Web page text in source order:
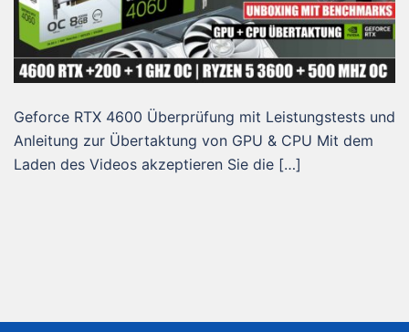
Geforce RTX 4600 Überprüfung mit Leistungstests und
Anleitung zur Übertaktung von GPU & CPU Mit dem
Laden des Videos akzeptieren Sie die […]